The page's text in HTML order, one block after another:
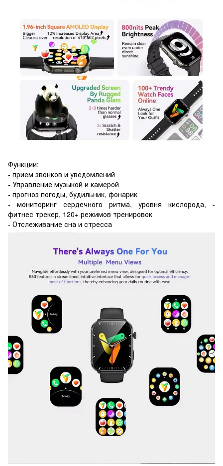
Функции:
- прием звонков и уведомлений
- Управление музыкой и камерой
- прогноз погоды, будильник, фонарик
- мониторинг сердечного ритма, уровня кислорода, -
фитнес трекер, 120+ режимов тренировок
- Отслеживание сна и стресса